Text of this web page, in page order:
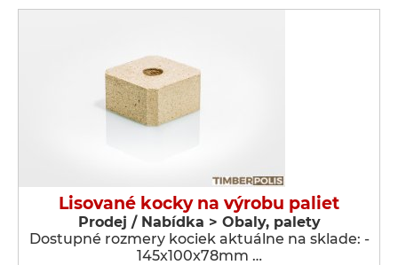
Lisované kocky na výrobu paliet
Prodej / Nabídka > Obaly, palety
Dostupné rozmery kociek aktuálne na sklade: -
145x100x78mm …